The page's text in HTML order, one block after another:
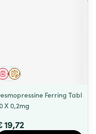
Op voorschrift
Geneesmiddel
Ferring Tabl
X 0,2mg
19,72